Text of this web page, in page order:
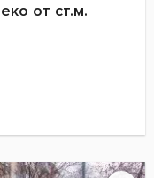
от ст.м.